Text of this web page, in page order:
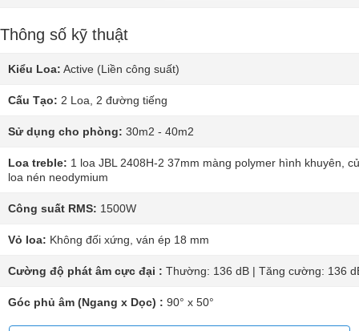
Thông số kỹ thuật
Kiểu Loa: Active (Liền công suất)
Cấu Tạo: 2 Loa, 2 đường tiếng
Sử dụng cho phòng: 30m2 - 40m2
Loa treble: 1 loa JBL 2408H-2 37mm màng polymer hình khuyên, củ
loa nén neodymium
Công suất RMS: 1500W
Vỏ loa: Không đối xứng, ván ép 18 mm
Cường độ phát âm cực đại : Thường: 136 dB | Tăng cường: 136
Góc phủ âm (Ngang x Dọc) : 90° x 50°